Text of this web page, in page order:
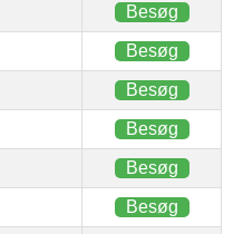
Besøg
Besøg
Besøg
Besøg
Besøg
Besøg